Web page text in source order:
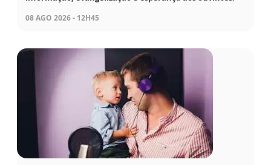
08 AGO 2026 - 12H45